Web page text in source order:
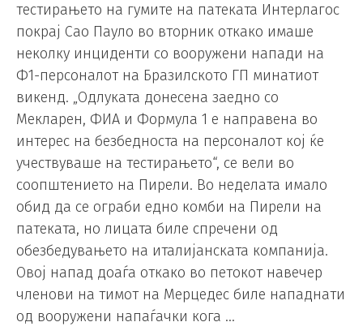
тестирањето на гумите на патеката Интерлагос
покрај Сао Пауло во вторник откако имаше
неколку инциденти со вооружени напади на
Ф1-персоналот на Бразилското ГП минатиот
викенд. „Одлуката донесена заедно со
Мекларен, ФИА и Формула 1 е направена во
интерес на безбедноста на персоналот кој ќе
учествуваше на тестирањето“, се вели во
соопштението на Пирели. Во неделата имало
обид да се ограби едно комби на Пирели на
патеката, но лицата биле спречени од
обезбедувањето на италијанската компанија.
Овој напад доаѓа откако во петокот навечер
членови на тимот на Мерцедес биле нападнати
од вооружени напаѓачки кога …